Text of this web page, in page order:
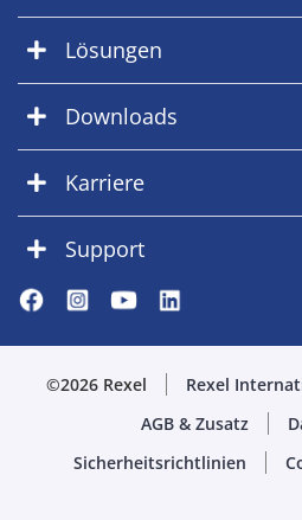
Lösungen
Downloads
Karriere
Support
©2026 Rexel Rexel
AGB & Zusatz
Sicherheitsrichtlinien